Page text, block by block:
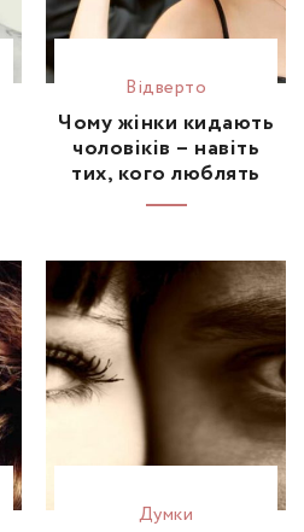
Відвертo
Чому жінки кидають
чоловіків – навіть
тих, кого люблять
Думки